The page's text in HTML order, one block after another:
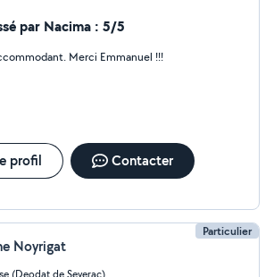
de sport
par Nacima : 5/5
Super efficace et accommodant. Merci Emmanuel !!!
profil Contacter
Particulier
Noyrigat
(Deodat de Severac)